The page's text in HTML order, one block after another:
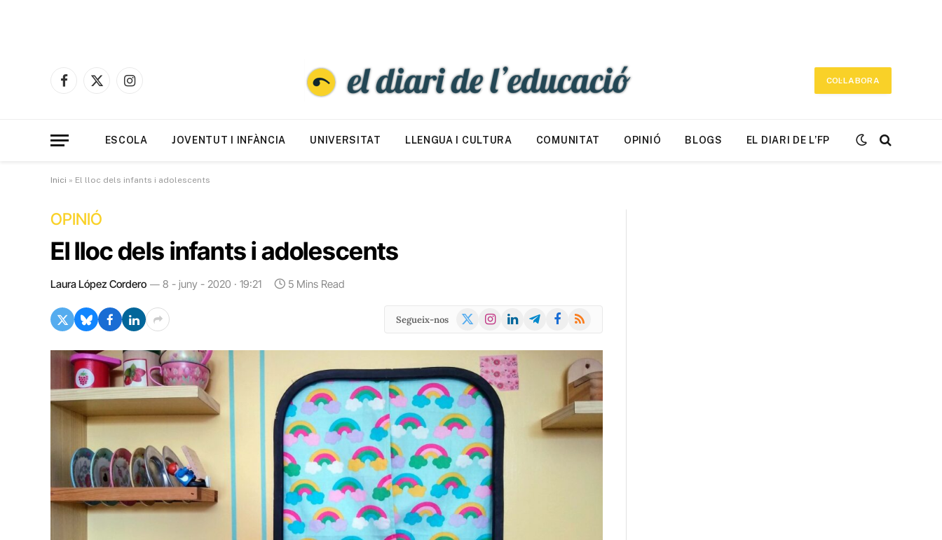
Facebook
X
Instagram
COL·LABORA
ESCOLA JOVENTUT I INFÀNCIA UNIVERSITAT LLENGUA I CULTURA COMUNITAT OPINIÓ BLOGS EL DIARI DE L’FP
Inici » El lloc dels infants i adolescents
OPINIÓ
El lloc dels infants i adolescents
Laura López Cordero 8 - juny - 2020 · 19:21 5 Mins Read
Segueix-nos
X
Instagram
LinkedInTelegramFacebook
RSS